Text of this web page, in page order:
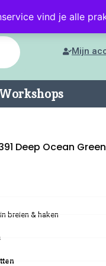
vind je alle
Mijn
Deep Ocean Green
breien & haken